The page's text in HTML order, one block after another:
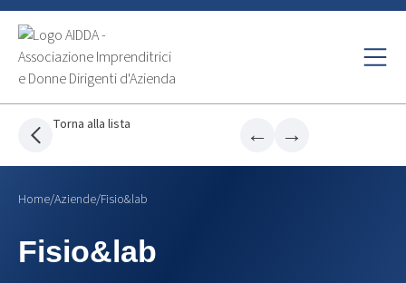
Torna alla lista ← →
Home/Aziende/Fisio&lab
Fisio&lab